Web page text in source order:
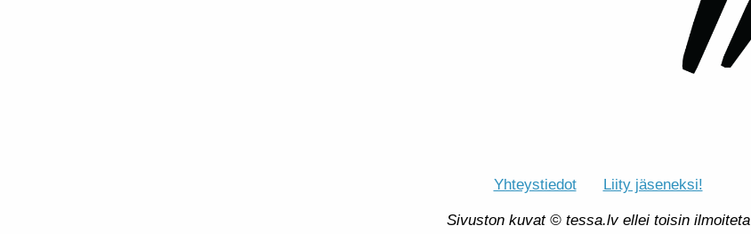
Yhteystiedot Liity jäseneksi!
Sivuston kuvat © tessa.lv ellei toisin ilmoiteta